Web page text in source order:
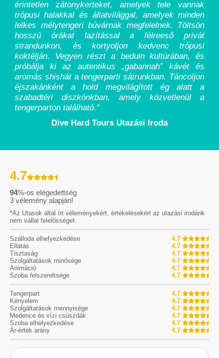
érintetlen zátonykerteket, amelyek tele vannak
trópusi halakkal és állatvilággal, amelyek minden
lelkes mélytengeri búvárnak megfelelnek. Töltsön
hosszú órákat lazítással a félreeső privát
strandunkon, és kortyoljon kedvenc trópusi
koktélján. Vegyen részt a beduin kultúrában, és
próbálja ki az autentikus „gabannah” kávét és
aromás shishát a tengerparti sátrunkban. Táncoljon
éjszakánként a hold megvilágított ég alatt a
szabadtéri diszkónkban, amely közvetlenül a
tengerparton található."
Dive Hard Tours Utazási Iroda
4.7
94%-os elégedettség
3 vélemény alapján!
*Az Utasok által írt véleményekért, értékelésekért az utazási irodánk
nem vállal felelősséget.
Szálloda elhelyezkedése
4.7
Ellátás
4.7
Tisztaság
4.7
Szolgáltatások minősége
4.7
Animáció
4.7
Szoba felszereltsége
4.7
Tengerpart
4.7
Kényelem
4.7
Szolgáltatások mennyisége
4.7
Medence és vízi csúszdák
4.7
Szoba elhelyezkedése
4.7
Ár-érték arány
4.7